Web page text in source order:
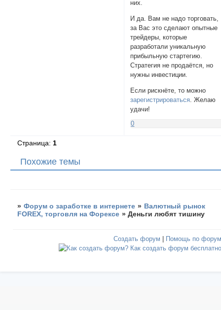
них.
И да. Вам не надо торговать,
за Вас это сделают опытные
трейдеры, которые
разработали уникальную
прибыльную стартегию.
Стратегия не продаётся, но
нужны инвестиции.
Если рискнёте, то можно
зарегистрироваться . Желаю
удачи!
0
Страница: 1
Похожие темы
» Форум о заработке в интернете » Валютный рынок
FOREX, торговля на Форексе »Деньги любят тишину
Создать форум Помощь по